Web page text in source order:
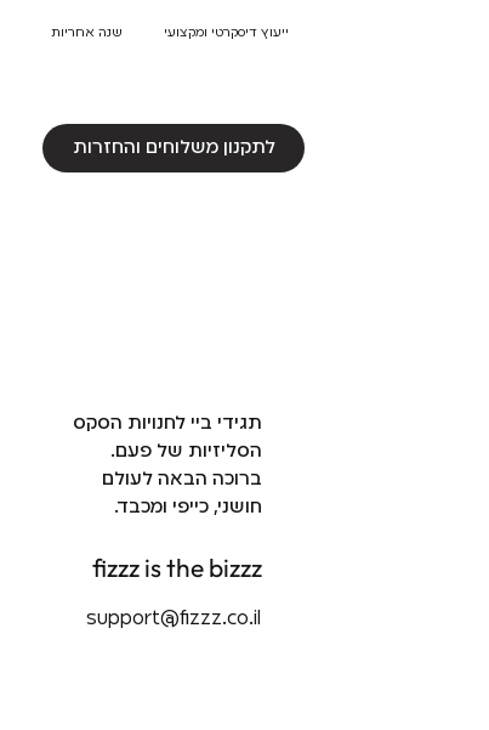
ייעוץ דיסקרטי ומקצועי שנה אחריות
לתקנון משלוחים והחזרות
תגידי ביי לחנויות הסקס
הסליזיות של פעם.
ברוכה הבאה לעולם
חושני, כייפי ומכבד.
fizzz is the bizzz
support@fizzz.co.il